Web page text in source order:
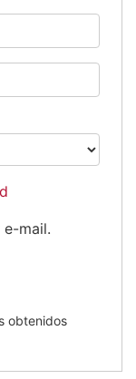
mail.
obtenidos